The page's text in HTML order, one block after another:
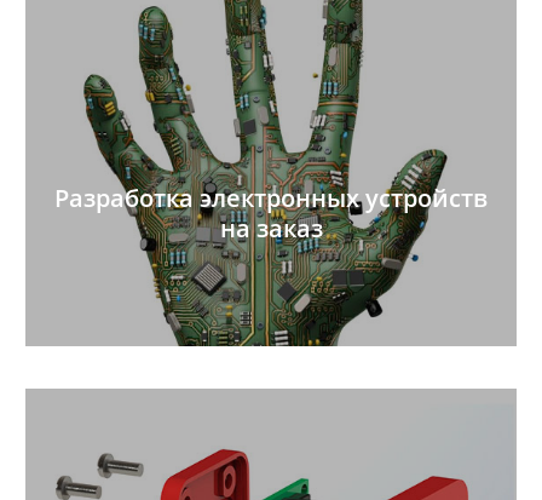
Разработка электронных устройств
на заказ